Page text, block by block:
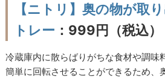
【ニトリ】奥の物が取
トレー ：999円（税込）
冷蔵庫内に散らばりがちな食材や調味
簡単に回転させることができるため、